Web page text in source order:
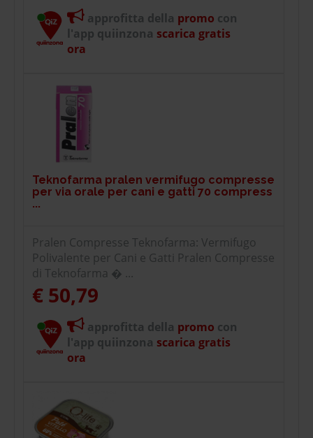
approfitta della promo con
l'app quiinzona scarica gratis
ora
Teknofarma pralen vermifugo compresse
per via orale per cani e gatti 70 compress
...
Pralen Compresse Teknofarma: Vermifugo
Polivalente per Cani e Gatti Pralen Compresse
di Teknofarma � ...
€ 50,79
approfitta della promo con
l'app quiinzona scarica gratis
ora